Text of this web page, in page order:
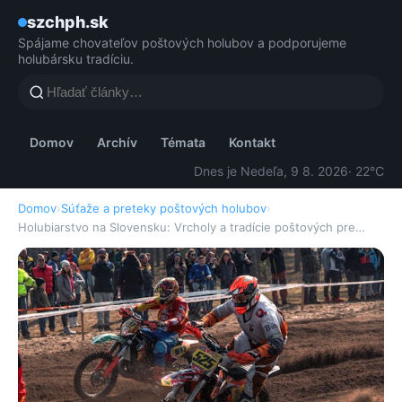
szchph.sk
Spájame chovateľov poštových holubov a podporujeme
holubársku tradíciu.
Domov Archív Témata
Kontakt
Dnes je Nedeľa, 9 8. 2026· 22°C
Domov›Súťaže a preteky poštových holubov›
Holubiarstvo na Slovensku: Vrcholy a tradície poštových pre…